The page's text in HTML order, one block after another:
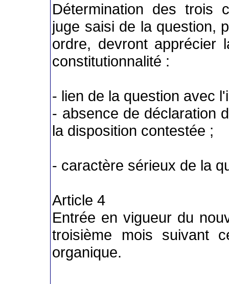
Détermination des trois
juge saisi de la question,
ordre, devront apprécier
constitutionnalité :
- lien de la question avec
- absence de déclaration
la disposition contestée ;
- caractère sérieux de la
Article 4
Entrée en vigueur du
troisième mois suivant
organique.